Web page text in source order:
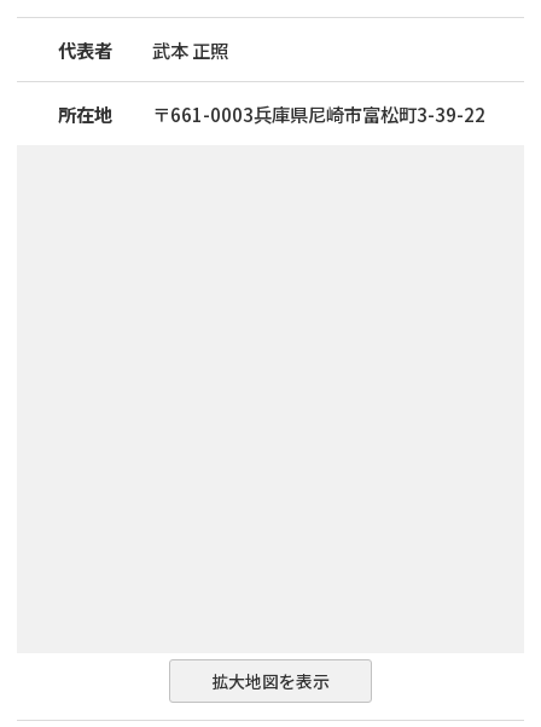
代表者 武本 正照
所在地 〒661-0003兵庫県尼崎市富松町3-39-22
拡大地図を表示